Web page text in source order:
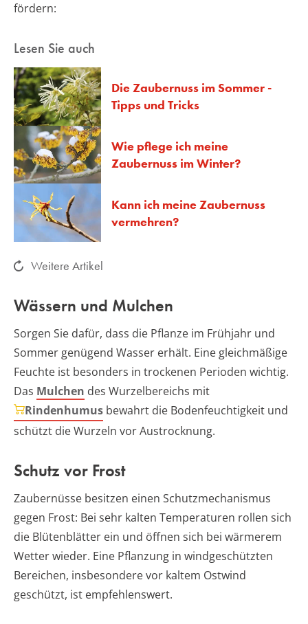
fördern:
Lesen Sie auch
Die Zaubernuss im Sommer -
Tipps und Tricks
Wie pflege ich meine
Zaubernuss im Winter?
Kann ich meine Zaubernuss
vermehren?
Weitere Artikel
Wässern und Mulchen
Sorgen Sie dafür, dass die Pflanze im Frühjahr und
Sommer genügend Wasser erhält. Eine gleichmäßige
Feuchte ist besonders in trockenen Perioden wichtig.
Das Mulchen des Wurzelbereichs mit
Rindenhumus bewahrt die Bodenfeuchtigkeit und
schützt die Wurzeln vor Austrocknung.
Schutz vor Frost
Zaubernüsse besitzen einen Schutzmechanismus
gegen Frost: Bei sehr kalten Temperaturen rollen sich
die Blütenblätter ein und öffnen sich bei wärmerem
Wetter wieder. Eine Pflanzung in windgeschützten
Bereichen, insbesondere vor kaltem Ostwind
geschützt, ist empfehlenswert.